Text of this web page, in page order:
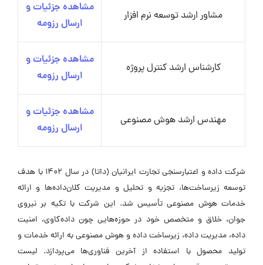
مشاور ارشد توسعه نرم افزار
مشاهده جزئیات و
ارسال رزومه
کارشناس ارشد کنترل پروژه
مشاهده جزئیات و
ارسال رزومه
مهندس ارشد هوش مصنوعی
مشاهده جزئیات و
ارسال رزومه
شرکت داده و اعتبارسنجی تجارت ایرانیان (داتا) در سال ۱۴۰۲ با هدف
توسعه زیرساخت‌ها، تجزیه و تحلیل و مدیریت کلان‌داده‌ها و ارائه
خدمات هوش مصنوعی تأسیس شد. این شرکت با تکیه بر نیروی
جوان، خلاق و متخصص خود در حوزه‌هایی چون داده‌کاوی، امنیت
داده، مدیریت داده، زیرساخت داده و هوش مصنوعی به ارائه خدمات و
تولید محصول با استفاده از آخرین فناوری‌ها می‌پردازد. لیست